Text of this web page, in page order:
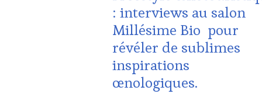
VITICOLE,
ADHÉRENT,
VIN
TOURISME,
EDITION
LES
CLÉS
DU
: interviews au salon
Millésime Bio pour
révéler de sublimes
inspirations
œnologiques.